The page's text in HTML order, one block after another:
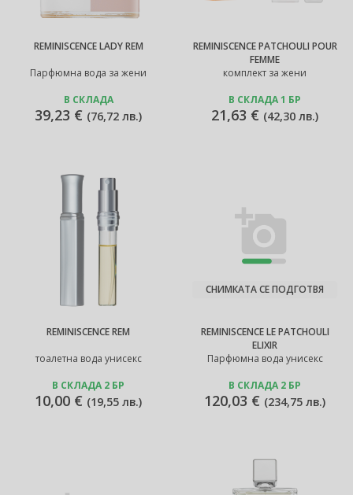
REMINISCENCE LADY REM
Парфюмна вода за жени
В СКЛАДА
39,23 € (76,72 лв.)
REMINISCENCE PATCHOULI POUR
FEMME
комплект за жени
В СКЛАДА 1 БР
21,63 € (42,30 лв.)
REMINISCENCE REM
тоалетна вода унисекс
В СКЛАДА 2 БР
10,00 € (19,55 лв.)
REMINISCENCE LE PATCHOULI
ELIXIR
Парфюмна вода унисекс
СНИМКАТА СЕ ПОДГОТВЯ
В СКЛАДА 2 БР
120,03 € (234,75 лв.)